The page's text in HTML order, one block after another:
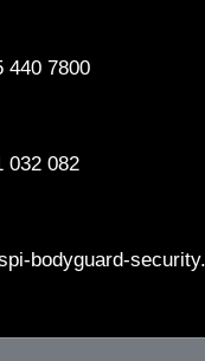
440 7800
032 082
bodyguard-